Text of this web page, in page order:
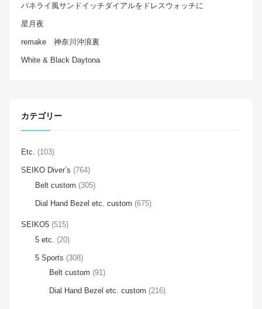
パネライ風サンドイッチダイアルをドレスウォッチに
星月夜
remake 神奈川沖浪裏
White & Black Daytona
カテゴリー
Etc. (103)
SEIKO Diver’s (764)
Belt custom (305)
Dial Hand Bezel etc. custom (675)
SEIKO5 (515)
5 etc.
(20)
5 Sports (308)
Belt custom (91)
Dial Hand Bezel etc. custom (216)